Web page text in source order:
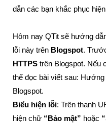
dẫn các bạn khắc phục
Hôm nay QTit sẽ hướng
lỗi này trên Blogspot.
HTTPS trên Blogspot. Nếu
thể đọc bài viết sau:
Blogspot.
Biểu hiện lỗi: Trên thanh
hiện chữ “Bảo mật” hoặc